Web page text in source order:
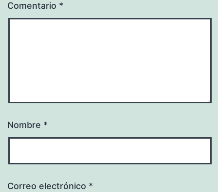
Comentario *
Nombre *
Correo electrónico *